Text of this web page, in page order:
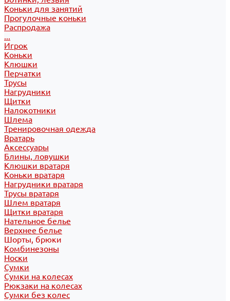
Коньки для занятий
Прогулочные коньки
Распродажа
...
Игрок
Коньки
Клюшки
Перчатки
Трусы
Нагрудники
Щитки
Налокотники
Шлема
Тренировочная одежда
Вратарь
Аксессуары
Блины, ловушки
Клюшки вратаря
Коньки вратаря
Нагрудники вратаря
Трусы вратаря
Шлем вратаря
Щитки вратаря
Нательное белье
Верхнее белье
Шорты, брюки
Комбинезоны
Носки
Сумки
Сумки на колесах
Рюкзаки на колесах
Сумки без колес